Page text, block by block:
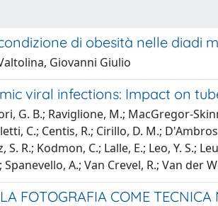
di obesità nelle
Giovanni Giulio
viral infections: Impact on
G. B.; Raviglione, M.; MacGregor-
C.; Centis, R.; Cirillo, D. M.;
S. R.; Kodmon, C.; Lalle, E.; Leo, Y. S.;
A.; Van Crevel, R.; Van der
FOTOGRAFIA COME